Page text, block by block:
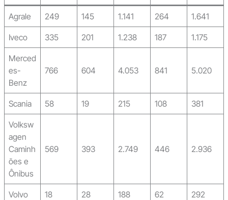
Agrale 249 145 1.141 264 1.641
Iveco 335 201 1.238 187 1.175
Merced
es-
Benz
766 604 4.053 841 5.020
Scania 58 19 215 108 381
Volksw
agen
Caminh
ões e
Ônibus
569 393 2.749 446 2.936
Volvo 18 28 188 62 292